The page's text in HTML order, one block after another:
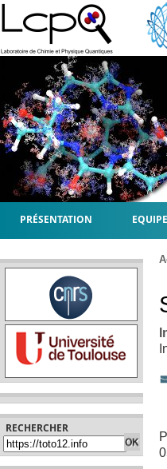
PRÉSENTATION
RECHERCHER